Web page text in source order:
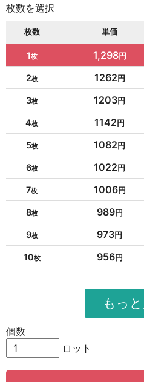
枚数を選択
枚数 単価
1 1,298
2 1262
3 1203
4 1142
5 1082
6 1022
7 1006
8 989
9 973
10 956
951
15 942
個数
ロット